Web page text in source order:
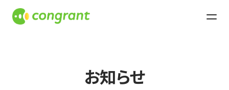
お知らせ